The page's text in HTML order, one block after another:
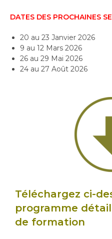
DATES DES PROCHAINES
20 au 23 Janvier 2026
9 au 12 Mars 2026
26 au 29 Mai 2026
24 au 27 Août 2026
Téléchargez ci-
programme
de formation